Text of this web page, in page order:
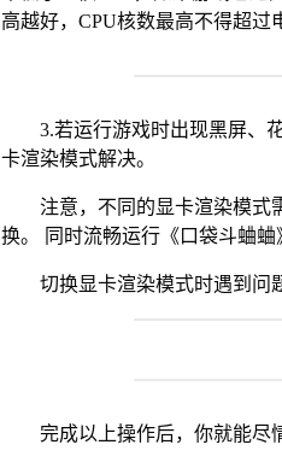
高越好，CPU核数最高不得超过
3.若运行游戏时出现黑屏、
卡渲染模式解决。
注意，不同的显卡渲染模式
换。 同时流畅运行《口袋斗蛐蛐
切换显卡渲染模式时遇到问
完成以上操作后，你就能尽